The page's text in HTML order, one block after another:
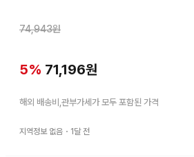
74,943원
5% 71,196원
해외 배송비,관부가세가 모두 포함된 가격
지역정보 없음 ・ 1달 전